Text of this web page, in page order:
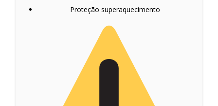
Proteção superaquecimento